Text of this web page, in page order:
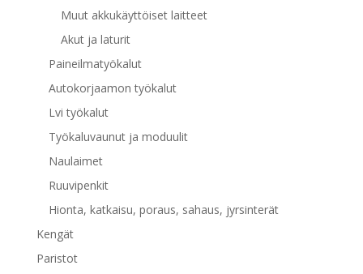
Muut akkukäyttöiset laitteet
Akut ja laturit
Paineilmatyökalut
Autokorjaamon työkalut
Lvi työkalut
Työkaluvaunut ja moduulit
Naulaimet
Ruuvipenkit
Hionta, katkaisu, poraus, sahaus, jyrsinterät
Kengät
Paristot